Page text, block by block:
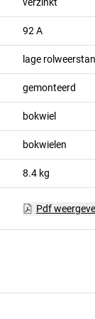
verzinkt
92 A
lage
gemonteerd
bokwiel
bokwielen
8.4 kg
Pdf